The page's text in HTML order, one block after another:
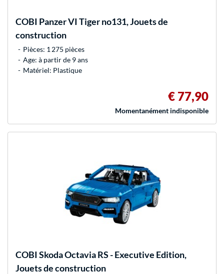
COBI Panzer VI Tiger no131, Jouets de
construction
Pièces: 1 275 pièces
Age: à partir de 9 ans
Matériel: Plastique
€ 77,90
Momentanément indisponible
COBI Skoda Octavia RS - Executive Edition,
Jouets de construction